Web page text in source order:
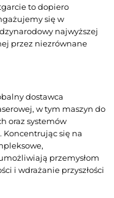
to dopiero
się w
najwyższej
przez niezrównane
dostawca
w tym maszyn do
oraz systemów
Koncentrując się na
przemysłom
i wdrażanie przyszłości